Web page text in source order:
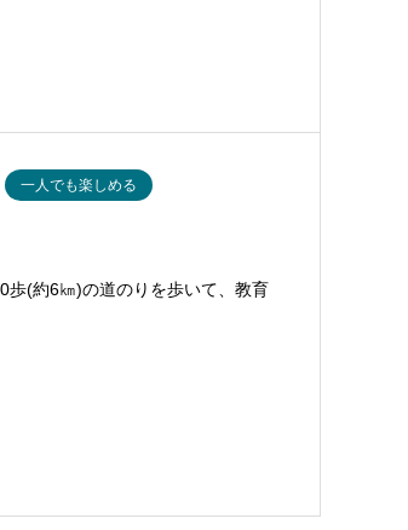
一人でも楽しめる
歩(約6㎞)の道のりを歩いて、教育